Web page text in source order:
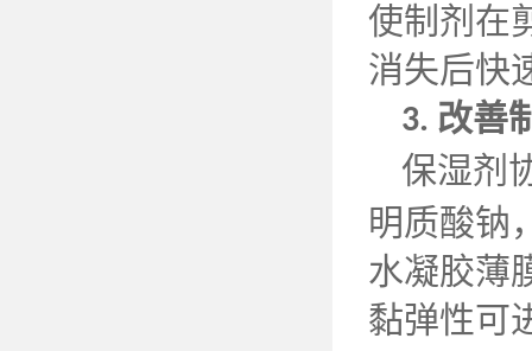
使制剂在
消失后快
3. 改善
保湿剂
明质酸钠
水凝胶薄
黏弹性可